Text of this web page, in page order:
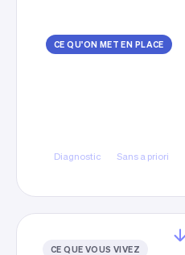
CE QU'ON MET EN PLACE
Diagnostic Sans a priori
CE QUE VOUS VIVEZ